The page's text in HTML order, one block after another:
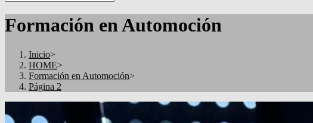
Formación en Automoción
Inicio>
HOME>
Formación en Automoción>
Página 2